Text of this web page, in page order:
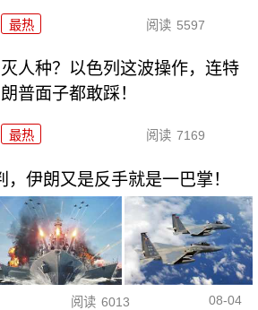
最热 阅读 5597
灭人种？以色列这波操作，连特
朗普面子都敢踩！
最热 阅读 7169
伊朗又是反手就是一巴掌！
阅读 6013 08-04